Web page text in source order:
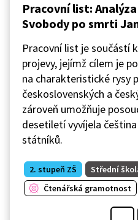
Pracovní list:
Svobody po smrti
Pracovní list je součástí
projevy, jejímž cílem je
na charakteristické rysy
československých a
zároveň umožňuje
desetiletí vyvíjela
státníků.
2. stupeň ZŠ Střední
Čtenářská gramotnost